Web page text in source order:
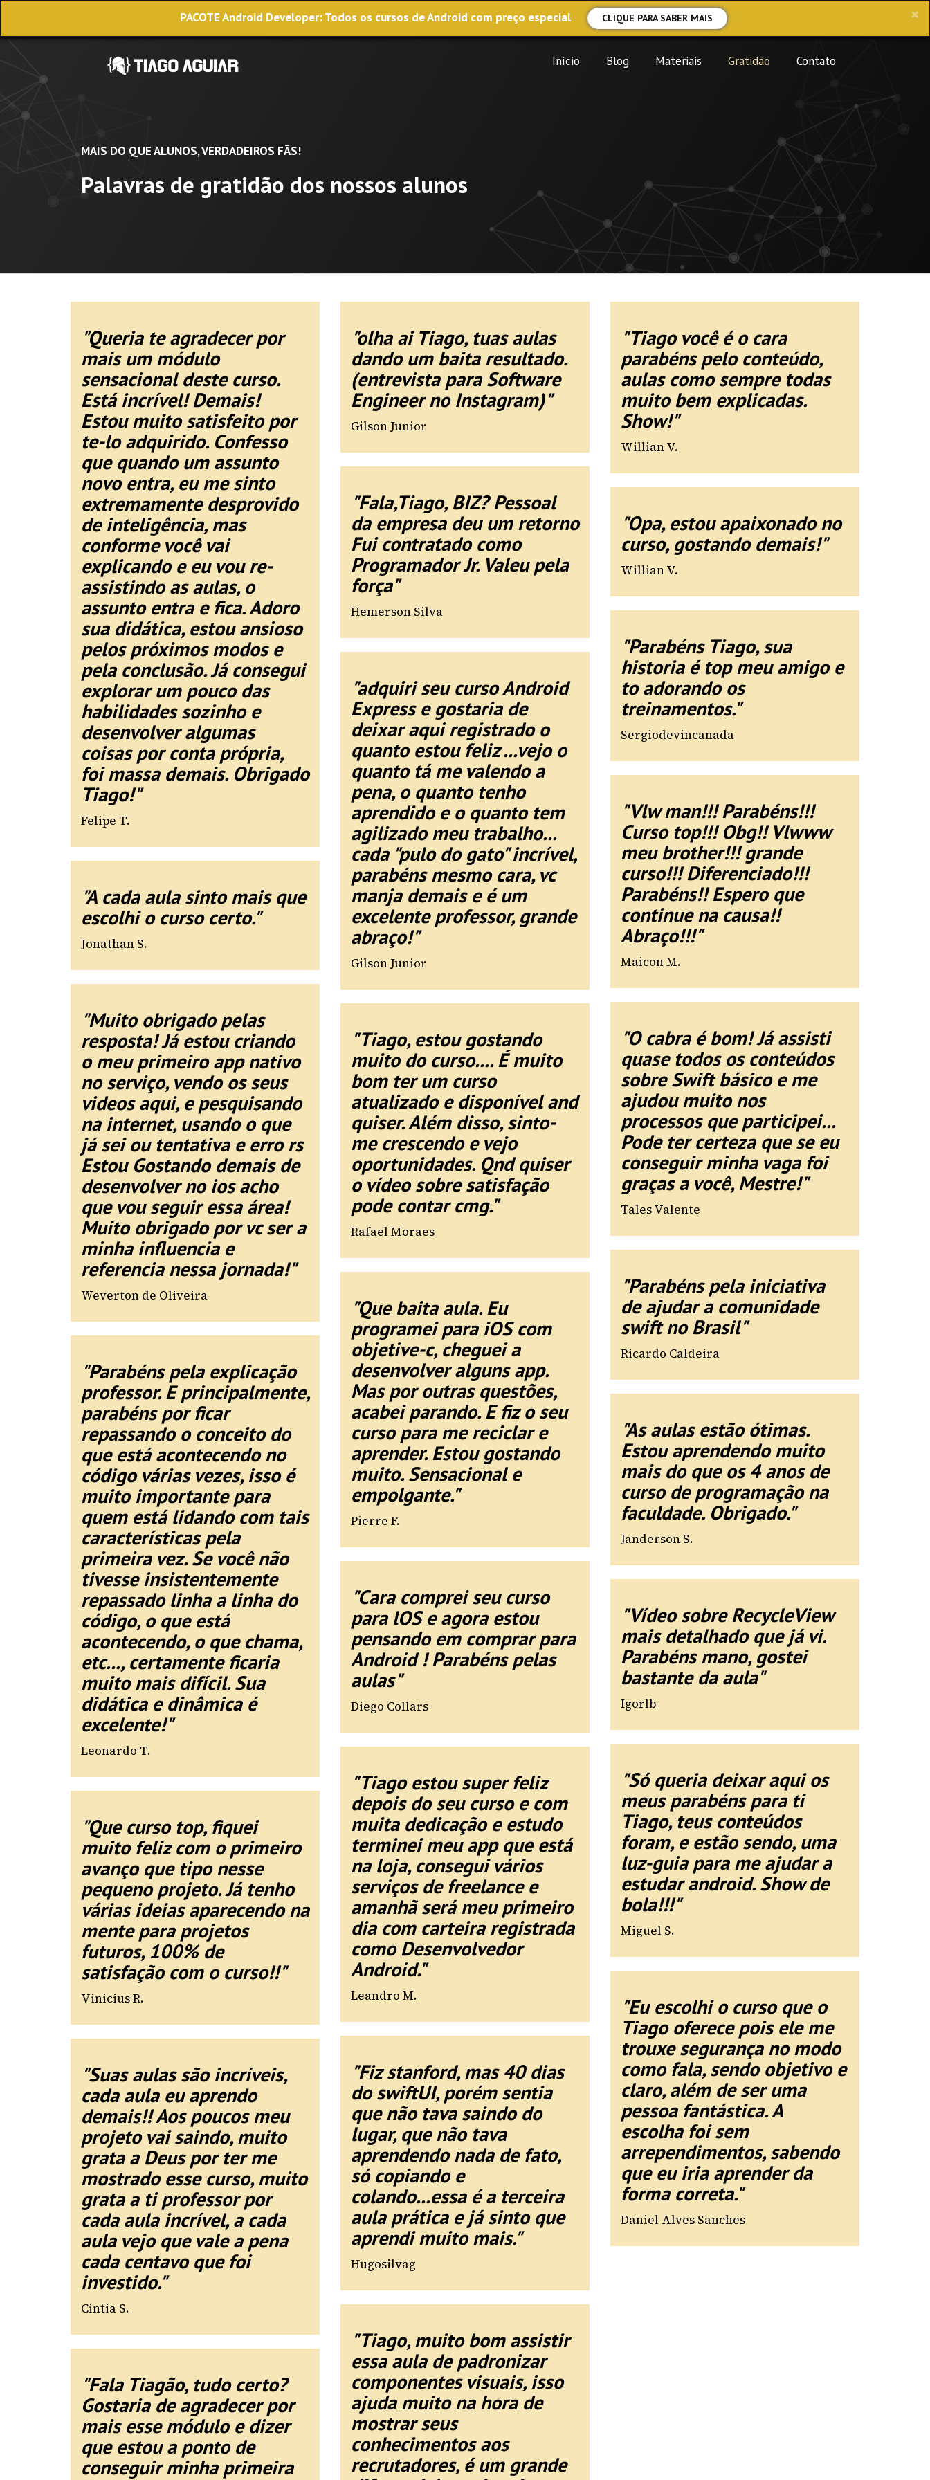
×
PACOTE Android Developer: Todos os cursos de Android com preço especial CLIQUE PARA SABER MAIS
Início Blog Materiais Gratidão Contato
MAIS DO QUE ALUNOS, VERDADEIROS FÃS!
Palavras de gratidão dos nossos alunos
"Queria te agradecer por
mais um módulo
sensacional deste curso.
Está incrível! Demais!
Estou muito satisfeito por
te-lo adquirido. Confesso
que quando um assunto
novo entra, eu me sinto
extremamente desprovido
de inteligência, mas
conforme você vai
explicando e eu vou re-
assistindo as aulas, o
assunto entra e fica. Adoro
sua didática, estou ansioso
pelos próximos modos e
pela conclusão. Já consegui
explorar um pouco das
habilidades sozinho e
desenvolver algumas
coisas por conta própria,
foi massa demais. Obrigado
Tiago!"
Felipe T.
"A cada aula sinto mais que
escolhi o curso certo."
Jonathan S.
"Muito obrigado pelas
resposta! Já estou criando
o meu primeiro app nativo
no serviço, vendo os seus
videos aqui, e pesquisando
na internet, usando o que
já sei ou tentativa e erro rs
Estou Gostando demais de
desenvolver no ios acho
que vou seguir essa área!
Muito obrigado por vc ser a
minha influencia e
referencia nessa jornada!"
Weverton de Oliveira
"Parabéns pela explicação
professor. E principalmente,
parabéns por ficar
repassando o conceito do
que está acontecendo no
código várias vezes, isso é
muito importante para
quem está lidando com tais
características pela
primeira vez. Se você não
tivesse insistentemente
repassado linha a linha do
código, o que está
acontecendo, o que chama,
etc..., certamente ficaria
muito mais difícil. Sua
didática e dinâmica é
excelente!"
Leonardo T.
"Que curso top, fiquei
muito feliz com o primeiro
avanço que tipo nesse
pequeno projeto. Já tenho
várias ideias aparecendo na
mente para projetos
futuros, 100% de
satisfação com o curso!!"
Vinicius R.
"Suas aulas são incríveis,
cada aula eu aprendo
demais!! Aos poucos meu
projeto vai saindo, muito
grata a Deus por ter me
mostrado esse curso, muito
grata a ti professor por
cada aula incrível, a cada
aula vejo que vale a pena
cada centavo que foi
investido."
Cintia S.
"Fala Tiagão, tudo certo?
Gostaria de agradecer por
mais esse módulo e dizer
que estou a ponto de
conseguir minha primeira
"olha ai Tiago, tuas aulas
dando um baita resultado.
(entrevista para Software
Engineer no Instagram)"
Gilson Junior
"Fala,Tiago, BIZ? Pessoal
da empresa deu um retorno
Fui contratado como
Programador Jr. Valeu pela
força"
Hemerson Silva
"adquiri seu curso Android
Express e gostaria de
deixar aqui registrado o
quanto estou feliz ...vejo o
quanto tá me valendo a
pena, o quanto tenho
aprendido e o quanto tem
agilizado meu trabalho...
cada "pulo do gato" incrível,
parabéns mesmo cara, vc
manja demais e é um
excelente professor, grande
abraço!"
Gilson Junior
"Tiago, estou gostando
muito do curso.... É muito
bom ter um curso
atualizado e disponível and
quiser. Além disso, sinto-
me crescendo e vejo
oportunidades. Qnd quiser
o vídeo sobre satisfação
pode contar cmg."
Rafael Moraes
"Que baita aula. Eu
programei para iOS com
objetive-c, cheguei a
desenvolver alguns app.
Mas por outras questões,
acabei parando. E fiz o seu
curso para me reciclar e
aprender. Estou gostando
muito. Sensacional e
empolgante."
Pierre F.
"Cara comprei seu curso
para lOS e agora estou
pensando em comprar para
Android ! Parabéns pelas
aulas"
Diego Collars
"Tiago estou super feliz
depois do seu curso e com
muita dedicação e estudo
terminei meu app que está
na loja, consegui vários
serviços de freelance e
amanhã será meu primeiro
dia com carteira registrada
como Desenvolvedor
Android."
Leandro M.
"Fiz stanford, mas 40 dias
do swiftUI, porém sentia
que não tava saindo do
lugar, que não tava
aprendendo nada de fato,
só copiando e
colando...essa é a terceira
aula prática e já sinto que
aprendi muito mais."
Hugosilvag
"Tiago, muito bom assistir
essa aula de padronizar
componentes visuais, isso
ajuda muito na hora de
mostrar seus
conhecimentos aos
recrutadores, é um grande
"Tiago você é o cara
parabéns pelo conteúdo,
aulas como sempre todas
muito bem explicadas.
Show!"
Willian V.
"Opa, estou apaixonado no
curso, gostando demais!"
Willian V.
"Parabéns Tiago, sua
historia é top meu amigo e
to adorando os
treinamentos."
Sergiodevincanada
"Vlw man!!! Parabéns!!!
Curso top!!! Obg!! Vlwww
meu brother!!! grande
curso!!! Diferenciado!!!
Parabéns!! Espero que
continue na causa!!
Abraço!!!"
Maicon M.
"O cabra é bom! Já assisti
quase todos os conteúdos
sobre Swift básico e me
ajudou muito nos
processos que participei...
Pode ter certeza que se eu
conseguir minha vaga foi
graças a você, Mestre!"
Tales Valente
"Parabéns pela iniciativa
de ajudar a comunidade
swift no Brasil"
Ricardo Caldeira
"As aulas estão ótimas.
Estou aprendendo muito
mais do que os 4 anos de
curso de programação na
faculdade. Obrigado."
Janderson S.
"Vídeo sobre RecycleView
mais detalhado que já vi.
Parabéns mano, gostei
bastante da aula"
Igorlb
"Só queria deixar aqui os
meus parabéns para ti
Tiago, teus conteúdos
foram, e estão sendo, uma
luz-guia para me ajudar a
estudar android. Show de
bola!!!"
Miguel S.
"Eu escolhi o curso que o
Tiago oferece pois ele me
trouxe segurança no modo
como fala, sendo objetivo e
claro, além de ser uma
pessoa fantástica. A
escolha foi sem
arrependimentos, sabendo
que eu iria aprender da
forma correta."
Daniel Alves Sanches